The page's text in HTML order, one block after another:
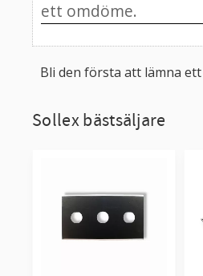
Bli den första att lämna ett
Sollex bästsäljare